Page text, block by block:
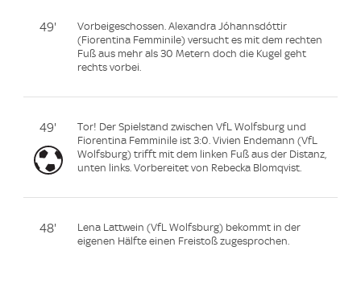
49'
Vorbeigeschossen. Alexandra Jóhannsdóttir
(Fiorentina Femminile) versucht es mit dem rechten
Fuß aus mehr als 30 Metern doch die Kugel geht
rechts vorbei.
49'
Tor! Der Spielstand zwischen VfL Wolfsburg und
Fiorentina Femminile ist 3:0. Vivien Endemann (VfL
Wolfsburg) trifft mit dem linken Fuß aus der Distanz,
unten links. Vorbereitet von Rebecka Blomqvist.
48'
Lena Lattwein (VfL Wolfsburg) bekommt in der
eigenen Hälfte einen Freistoß zugesprochen.